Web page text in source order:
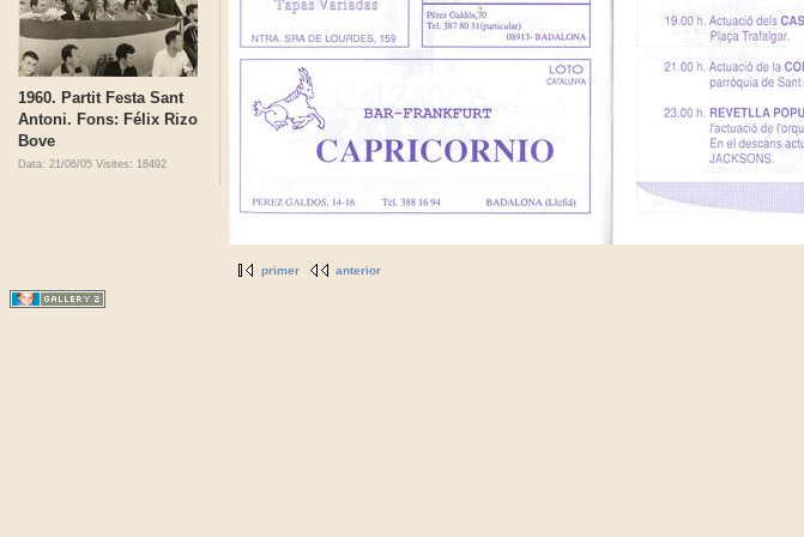
1960. Partit Festa Sant
Antoni. Fons: Félix Rizo
Bove
Data: 21/06/05 Visites: 18492
primer anterior